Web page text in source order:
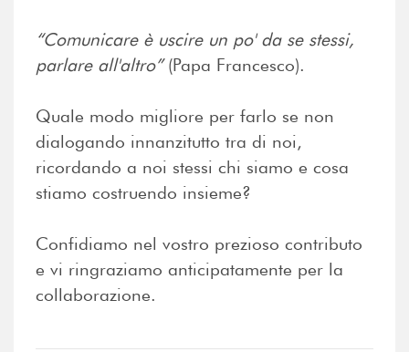
“Comunicare è uscire un po' da se stessi,
parlare all'altro”(Papa Francesco).
Quale modo migliore per farlo se non
dialogando innanzitutto tra di noi,
ricordando a noi stessi chi siamo e cosa
stiamo costruendo insieme?
Confidiamo nel vostro prezioso contributo
e vi ringraziamo anticipatamente per la
collaborazione.